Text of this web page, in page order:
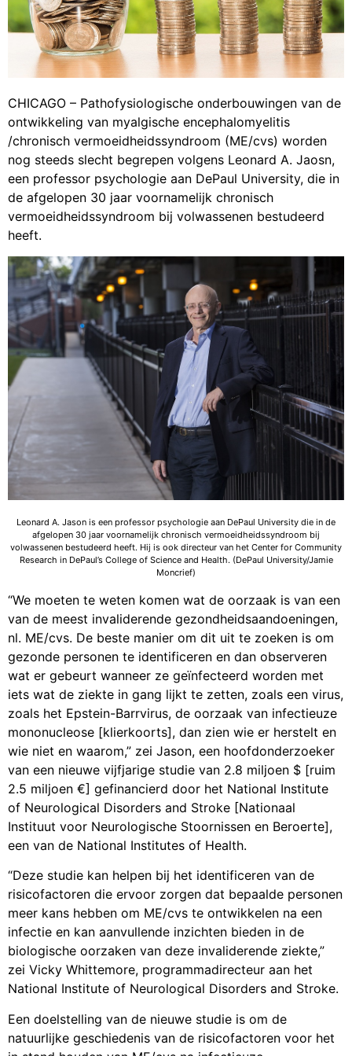
CHICAGO – Pathofysiologische onderbouwingen van de
ontwikkeling van myalgische encephalomyelitis
/chronisch vermoeidheidssyndroom (ME/cvs) worden
nog steeds slecht begrepen volgens Leonard A. Jaosn,
een professor psychologie aan DePaul University, die in
de afgelopen 30 jaar voornamelijk chronisch
vermoeidheidssyndroom bij volwassenen bestudeerd
heeft.
Leonard A. Jason is een professor psychologie aan DePaul University die in de
afgelopen 30 jaar voornamelijk chronisch vermoeidheidssyndroom bij
volwassenen bestudeerd heeft. Hij is ook directeur van het Center for Community
Research in DePaul’s College of Science and Health. (DePaul University/Jamie
Moncrief)
“We moeten te weten komen wat de oorzaak is van een
van de meest invaliderende gezondheidsaandoeningen,
nl. ME/cvs. De beste manier om dit uit te zoeken is om
gezonde personen te identificeren en dan observeren
wat er gebeurt wanneer ze geïnfecteerd worden met
iets wat de ziekte in gang lijkt te zetten, zoals een virus,
zoals het Epstein-Barrvirus, de oorzaak van infectieuze
mononucleose [klierkoorts], dan zien wie er herstelt en
wie niet en waarom,” zei Jason, een hoofdonderzoeker
van een nieuwe vijfjarige studie van 2.8 miljoen $ [ruim
2.5 miljoen €] gefinancierd door het National Institute
of Neurological Disorders and Stroke [Nationaal
Instituut voor Neurologische Stoornissen en Beroerte],
een van de National Institutes of Health.
“Deze studie kan helpen bij het identificeren van de
risicofactoren die ervoor zorgen dat bepaalde personen
meer kans hebben om ME/cvs te ontwikkelen na een
infectie en kan aanvullende inzichten bieden in de
biologische oorzaken van deze invaliderende ziekte,”
zei Vicky Whittemore, programmadirecteur aan het
National Institute of Neurological Disorders and Stroke.
Een doelstelling van de nieuwe studie is om de
natuurlijke geschiedenis van de risicofactoren voor het